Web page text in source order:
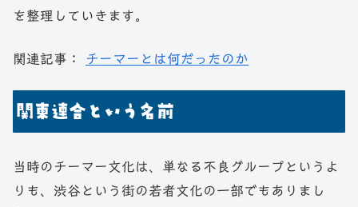
を整理していきます。
関連記事： チーマーとは何だったのか
関東連合という名前
当時のチーマー文化は、単なる不良グループというよ
りも、渋谷という街の若者文化の一部でもありまし